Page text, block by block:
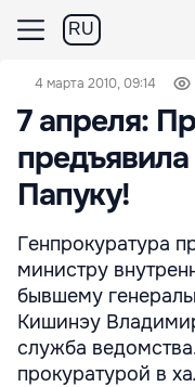
RU
4 марта 2010, 09:14
7 апреля:
Папуку!
Генпрокуратура
министру
бывшему
Кишинэу
служба
прокуратурой в